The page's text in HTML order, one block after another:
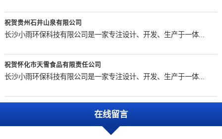
祝贺贵州石井山泉有限公司
长沙小雨环保科技有限公司是一家专注设计、开发、生产于一体...
祝贺怀化市天雪食品有限责任公司
长沙小雨环保科技有限公司是一家专注设计、开发、生产于一体...
在线留言